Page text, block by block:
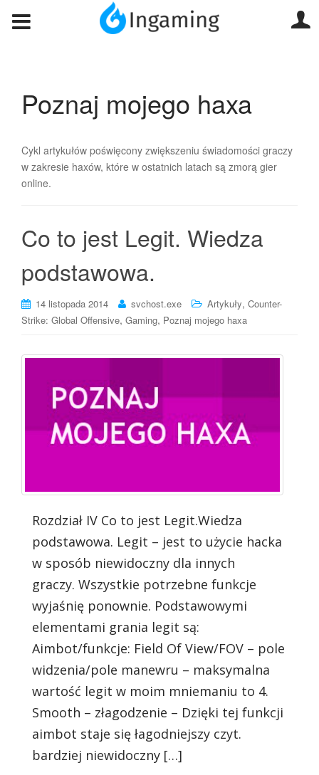
Poznaj mojego haxa
Cykl artykułów poświęcony zwiększeniu świadomości graczy
w zakresie haxów, które w ostatnich latach są zmorą gier
online.
Co to jest Legit. Wiedza
podstawowa.
14 listopada 2014 svchost.exe Artykuły, Counter-
Strike: Global Offensive, Gaming, Poznaj mojego haxa
Rozdział IV Co to jest Legit.Wiedza
podstawowa. Legit – jest to użycie hacka
w sposób niewidoczny dla innych
graczy. Wszystkie potrzebne funkcje
wyjaśnię ponownie. Podstawowymi
elementami grania legit są:
Aimbot/funkcje: Field Of View/FOV – pole
widzenia/pole manewru – maksymalna
wartość legit w moim mniemaniu to 4.
Smooth – złagodzenie – Dzięki tej funkcji
aimbot staje się łagodniejszy czyt.
bardziej niewidoczny […]